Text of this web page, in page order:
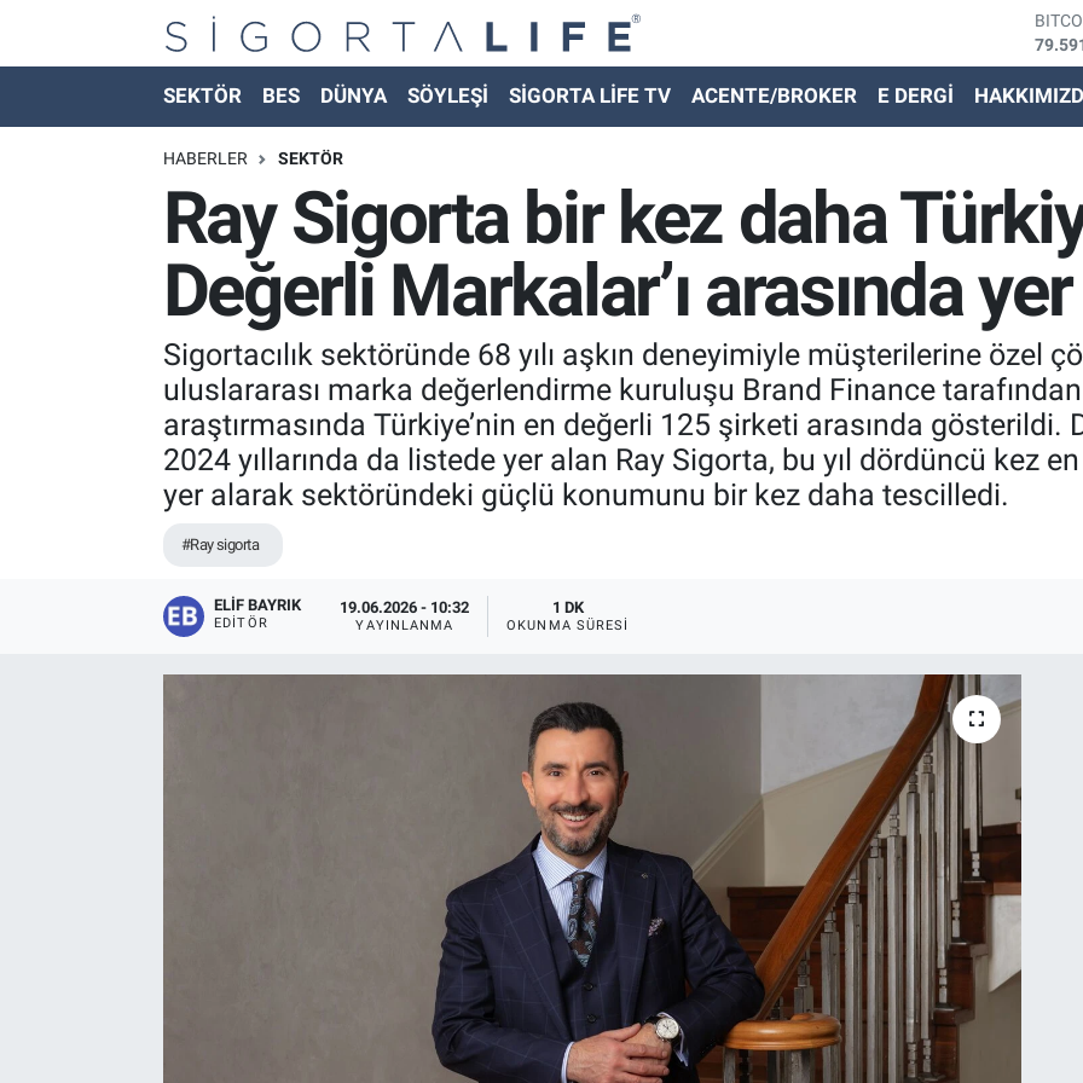
EURO
SEKTÖR BES DÜNYA SÖYLEŞİ SİGORTA LİFE TV ACENTE/BROKER E DERGİ
HABERLER SEKTÖR
Ray Sigorta bir kez daha
Değerli Markalar’ı arasında yer
Sigortacılık sektöründe 68 yılı aşkın deneyimiyle müşterilerine özel
uluslararası marka değerlendirme kuruluşu Brand Finance tarafından
araştırmasında Türkiye’nin en değerli 125 şirketi arasında gösterildi.
2024 yıllarında da listede yer alan Ray Sigorta, bu yıl dördüncü kez
yer alarak sektöründeki güçlü konumunu bir kez daha tescilledi.
#Ray sigorta
ELIF BAYRIK
EDITÖR
19.06.2026 - 10:32
YAYINLANMA
1 DK
OKUNMA SÜRESI
Nöbetçi Eczaneler
Hava Durumu
Namaz Vakitleri
Trafik Durumu
Süper Lig Puan Durumu ve Fikstür
Tüm Manşetler
Son Dakika Haberleri